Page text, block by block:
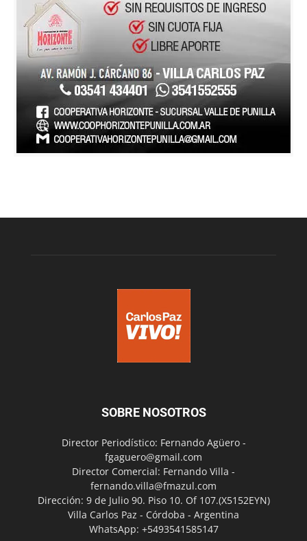
SOBRE NOSOTROS
Director Periodístico: Fernando Agüero -
fgaguero@gmail.com
Director Comercial: Fernando Villa -
fernando.villa@fmazul.com
Dirección: 9 de Julio 90. Piso 10. Of 107.(X5152EYN)
Villa Carlos Paz - Córdoba - Argentina
WhatsApp: +5493541585147